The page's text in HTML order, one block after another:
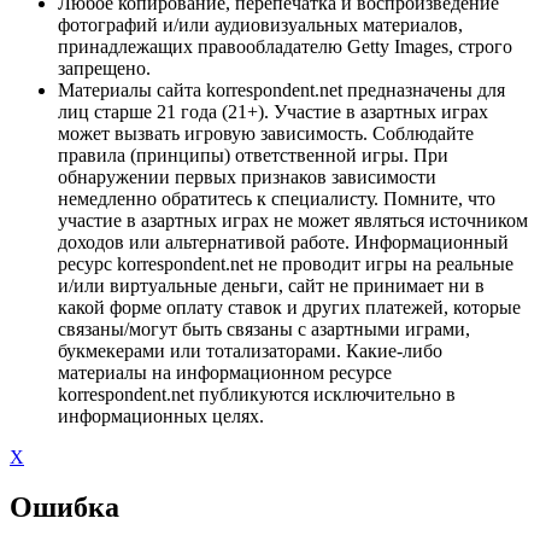
фотографий и/или аудиовизуальных материалов,
принадлежащих правообладателю Getty Images, строго
запрещено.
Материалы сайта korrespondent.net предназначены для
лиц старше 21 года (21+). Участие в азартных играх
может вызвать игровую зависимость. Соблюдайте
правила (принципы) ответственной игры. При
обнаружении первых признаков зависимости
немедленно обратитесь к специалисту. Помните, что
участие в азартных играх не может являться источником
доходов или альтернативой работе. Информационный
ресурс korrespondent.net не проводит игры на реальные
и/или виртуальные деньги, сайт не принимает ни в
какой форме оплату ставок и других платежей, которые
связаны/могут быть связаны с азартными играми,
букмекерами или тотализаторами. Какие-либо
материалы на информационном ресурсе
korrespondent.net публикуются исключительно в
информационных целях.
X
Ошибка